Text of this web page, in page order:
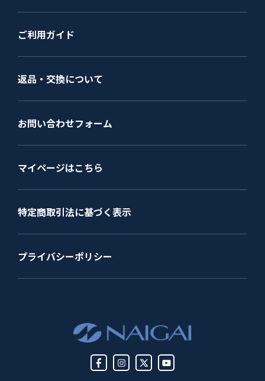
ご利用ガイド
返品・交換について
お問い合わせフォーム
マイページはこちら
特定商取引法に基づく表示
プライバシーポリシー